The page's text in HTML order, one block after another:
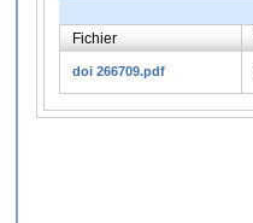
Fichier
doi 266709.pdf